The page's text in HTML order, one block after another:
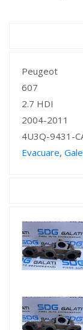
Specificații
Peugeot
607
2.7 HDI
2004-2011
4U3Q-9431-
Evacuare,